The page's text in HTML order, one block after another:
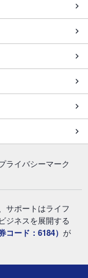
ライバシーマーク
サポートはライフ
ジネスを展開する
ード：6184） が